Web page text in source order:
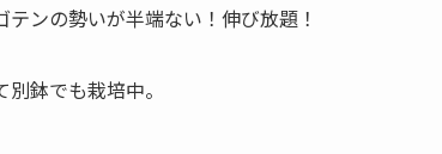
ンの勢いが半端ない！伸び放題！
鉢でも栽培中。